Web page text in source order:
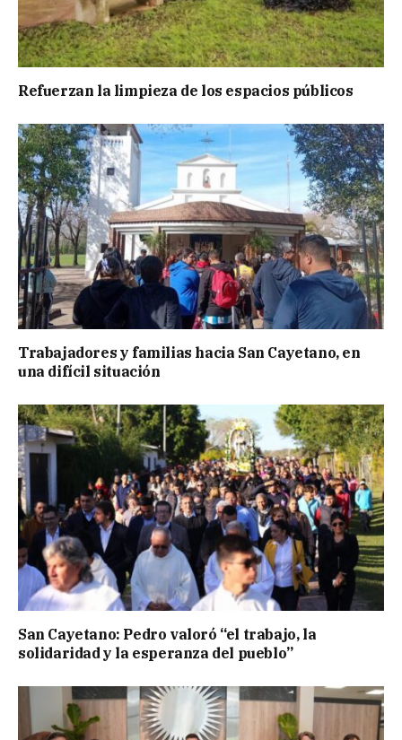
Refuerzan la limpieza de los espacios públicos
Trabajadores y familias hacia San Cayetano, en
una difícil situación
San Cayetano: Pedro valoró “el trabajo, la
solidaridad y la esperanza del pueblo”